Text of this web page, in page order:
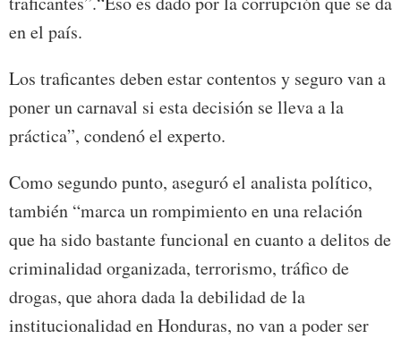
en el país.
Los traficantes deben estar contentos y seguro van a
poner un carnaval si esta decisión se lleva a la
práctica”, condenó el experto.
Como segundo punto, aseguró el analista político,
también “marca un rompimiento en una relación
que ha sido bastante funcional en cuanto a delitos de
criminalidad organizada, terrorismo, tráfico de
drogas, que ahora dada la debilidad de la
institucionalidad en Honduras, no van a poder ser